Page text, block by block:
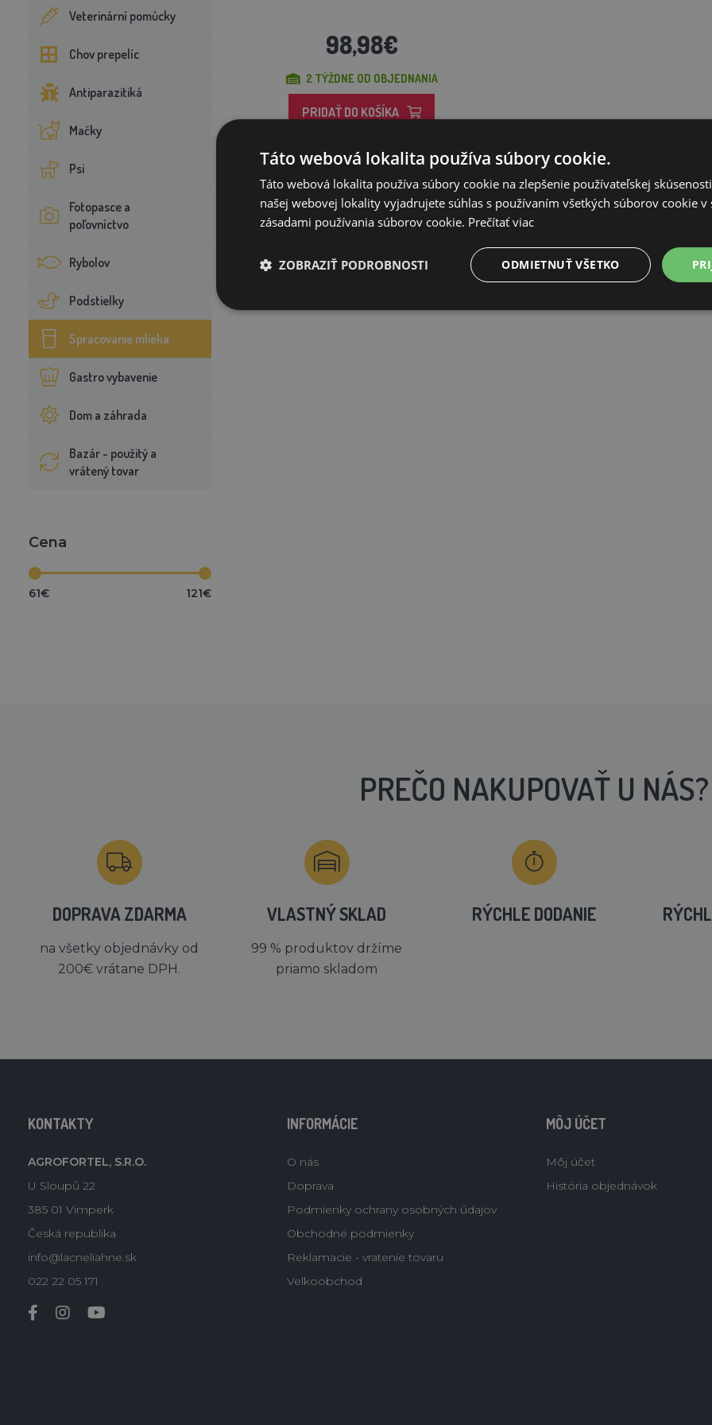
Veterinární pomůcky
Chov prepelíc
Antiparazitiká
Mačky
Psi
Fotopasce a
poľovníctvo
Rybolov
Podstielky
Spracovanie mlieka
Gastro vybavenie
Dom a záhrada
Bazár - použitý a
vrátený tovar
Cena
61€ 121€
98,98€
2 TÝŽDNE OD OBJEDNANIA
PRIDAŤ DO KOŠÍKA
PREČO NAKUPOVAŤ U NÁS?
DOPRAVA ZDARMA
na všetky objednávky od
200€ vrátane DPH.
VLASTNÝ SKLAD
99 % produktov držíme
priamo skladom
RÝCHLE DODANIE
KONTAKTY
AGROFORTEL, S.R.O.
U Sloupů 22
385 01 Vimperk
Česká republika
info@lacneliahne.sk
022 22 05 171
INFORMÁCIE
O nás
Doprava
Podmienky ochrany osobných údajov
Obchodné podmienky
Reklamacie - vratenie tovaru
Velkoobchod
MÔJ ÚČET
Môj účet
História objednávok
Táto webová lokalita používa súbory cookie.
Táto webová lokalita používa súbory cookie na zlepšenie používateľskej
našej webovej lokality vyjadrujete súhlas s používaním všetkých súborov cookie v
zásadami používania súborov cookie. Prečítať viac
ODMIETNUŤ VŠETKO
ZOBRAZIŤ PODROBNOSTI